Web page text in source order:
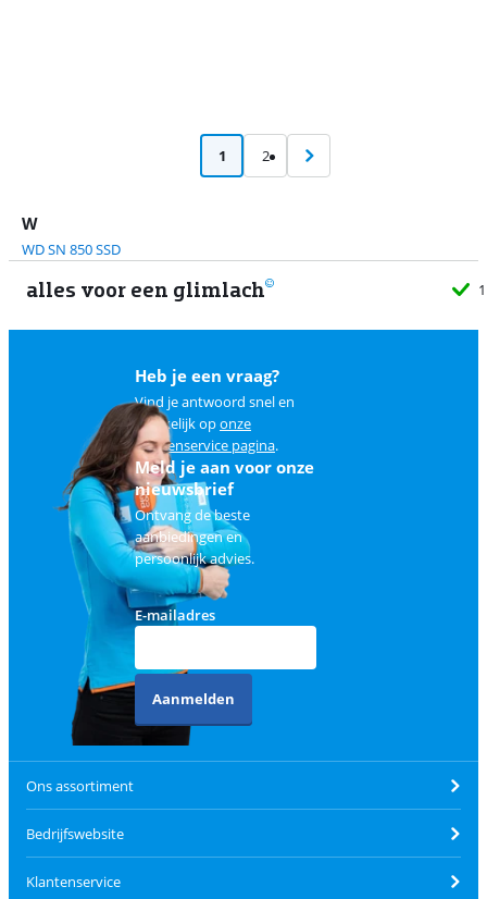
1 2
W
WD SN 850 SSD
alles voor een glimlach
Heb je een vraag?
Vind je antwoord snel en
makkelijk oponze
klantenservice pagina.
Meld je aan voor onze
nieuwsbrief
Ontvang de beste
aanbiedingen en
persoonlijk advies.
E-mailadres
Aanmelden
Ons assortiment
Bedrijfswebsite
Klantenservice